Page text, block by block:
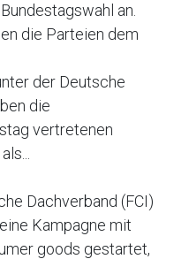
an.
die Parteien dem
der Deutsche
die
vertretenen
Dachverband (FCI)
Kampagne mit
goods gestartet,